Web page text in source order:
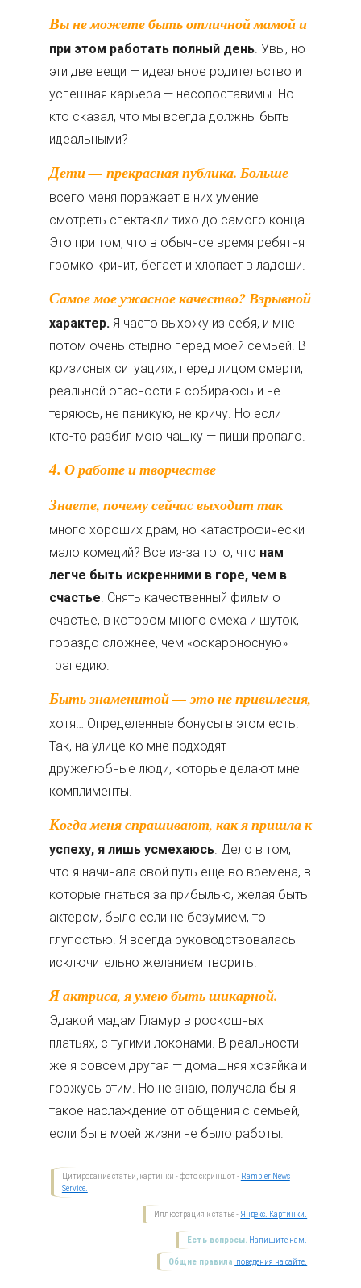
Вы не можете быть отличной мамой и
при этом работать полный день. Увы, но
эти две вещи — идеальное родительство и
успешная карьера — несопоставимы. Но
кто сказал, что мы всегда должны быть
идеальными?
Дети — прекрасная публика. Больше
всего меня поражает в них умение
смотреть спектакли тихо до самого конца.
Это при том, что в обычное время ребятня
громко кричит, бегает и хлопает в ладоши.
Самое мое ужасное качество? Взрывной
характер.Я часто выхожу из себя, и мне
потом очень стыдно перед моей семьей. В
кризисных ситуациях, перед лицом смерти,
реальной опасности я собираюсь и не
теряюсь, не паникую, не кричу. Но если
кто-­то разбил мою чашку — пиши пропало.
4. О работе и творчестве
Знаете, почему сейчас выходит так
много хороших драм, но катастрофически
мало комедий? Все из-­за того, что нам
легче быть искренними в горе, чем в
счастье. Снять качественный фильм о
счастье, в котором много смеха и шуток,
гораздо сложнее, чем «оскароносную»
трагедию.
Быть знаменитой — это не привилегия,
хотя… Определенные бонусы в этом есть.
Так, на улице ко мне подходят
дружелюбные люди, которые делают мне
комплименты.
Когда меня спрашивают, как я пришла к
успеху, я лишь усмехаюсь. Дело в том,
что я начинала свой путь еще во времена, в
которые гнаться за прибылью, желая быть
актером, было если не безумием, то
глупостью. Я всегда руководствовалась
исключительно желанием творить.
Я актриса, я умею быть шикарной.
Эдакой мадам Гламур в роскошных
платьях, с тугими локонами. В реальности
же я совсем другая — домашняя хозяйка и
горжусь этим. Но не знаю, получала бы я
такое наслаждение от общения с семьей,
если бы в моей жизни не было работы.
Цитирование статьи, картинки - фото скриншот - Rambler News
Service.
Иллюстрация к статье - Яндекс. Картинки.
Есть вопросы. Напишите нам.
Общие правила поведения на сайте.